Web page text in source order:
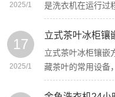
2025/1
是洗衣机在运行过
17
2025/1
立式茶叶冰柜镶
立式茶叶冰柜镶嵌
藏茶叶的常用设备